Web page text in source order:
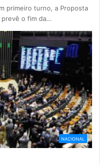
primeiro turno, a Proposta
prevê o fim da…
NACIONAL